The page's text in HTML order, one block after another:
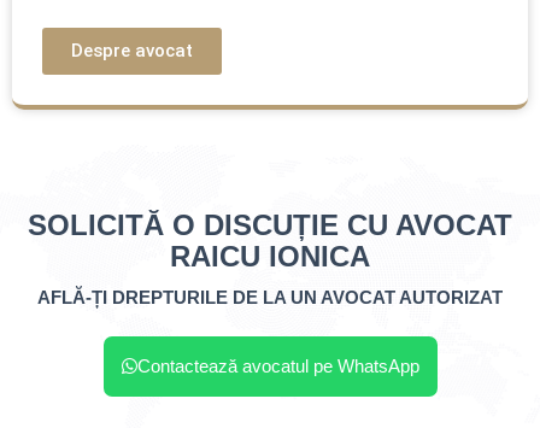
Despre avocat
SOLICITĂ O DISCUȚIE CU AVOCAT
RAICU IONICA
AFLĂ-ȚI DREPTURILE DE LA UN AVOCAT AUTORIZAT
Contactează avocatul pe WhatsApp